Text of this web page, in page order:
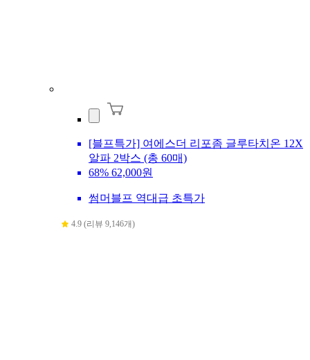
[블프특가] 여에스더 리포좀 글루타치온 12X
알파 2박스 (총 60매)
68% 62,000원
썸머블프 역대급 초특가
4.9 (리뷰 9,146개)